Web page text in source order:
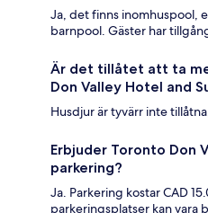
Ja, det finns inomhuspool,
barnpool. Gäster har
Är det tillåtet att ta
Don Valley Hotel and
Husdjur är tyvärr inte
Erbjuder Toronto Don
parkering?
Ja. Parkering kostar CAD
parkeringsplatser kan vara